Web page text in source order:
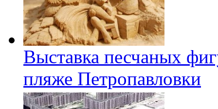
Выставка песчаных
пляже Петропавловки